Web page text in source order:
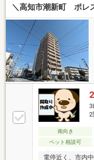
＼高知市潮新町 ポレ
南向き
ペット相談可
電停近く、市内